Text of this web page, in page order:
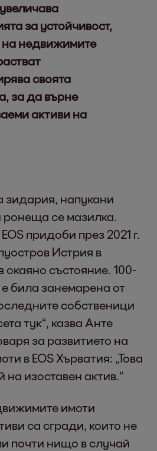
за устойчивост,
недвижимите
своята
за да върне
активи на
зидария, напукани
ронеща се мазилка.
придоби през 2021 г.
Истрия в
окаяно състояние. 100-
била занемарена от
собственици
тук“, казва Анте
за развитието на
в EOS Хърватия: „Това
на изоставен актив.“
имоти
са сгради, които не
почти нищо в случай